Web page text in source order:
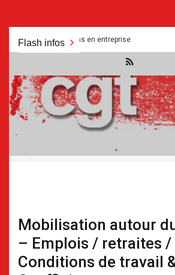
au
Flash infos
et manipulations en entreprise
.
Mobilisation autour
– Emplois / retraites /
Conditions de travail